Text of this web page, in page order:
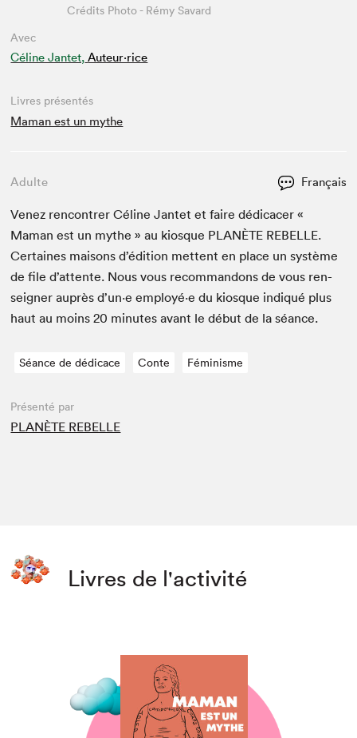
Avec
Céline Jantet, Auteur·rice
Crédits Photo - Rémy Savard
Livres présentés
Maman est un mythe
Adulte Français
Venez ren­con­tr­er Céline Jan­tet et faire dédi­cac­er «
Maman est un mythe » au kiosque PLANÈTE REBELLE.
Cer­taines maisons d’édi­tion met­tent en place un sys­tème
de file d’at­tente. Nous vous recom­man­dons de vous ren­
seign­er auprès d’un·e employé·e du kiosque indiqué plus
haut au moins20 min­utes avant le début de la séance.
Séance de dédicace Conte Féminisme
Présenté par
PLANÈTE REBELLE
Livres de l'activité